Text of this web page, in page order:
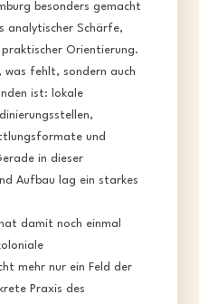
besonders gemacht
analytischer Schärfe,
Orientierung.
was fehlt, sondern auch
ist: lokale
und
in dieser
Aufbau lag ein starkes
damit noch einmal
mehr nur ein Feld der
Praxis des